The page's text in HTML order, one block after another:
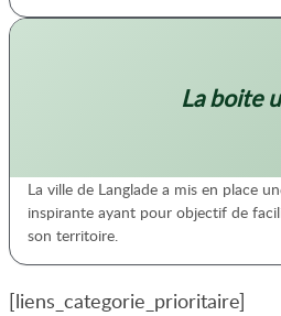
La boite
La ville de Langlade a mis en place
inspirante ayant pour objectif de
son territoire.
[liens_categorie_prioritaire]